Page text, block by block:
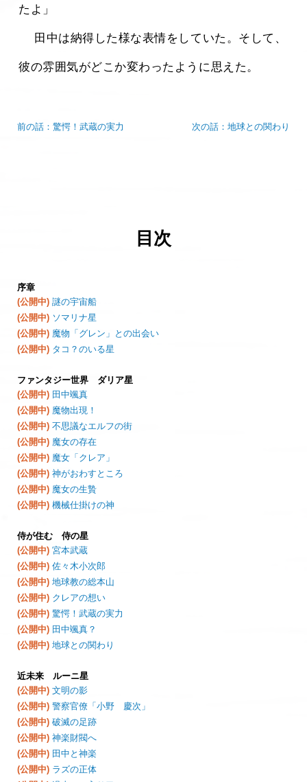
たよ」
彼の雰囲気がどこか変わったように思えた。
前の話：驚愕！武蔵の実力 次の話：地球との関わり
目次
序章
(公開中) 謎の宇宙船
(公開中) ソマリナ星
(公開中) 魔物「グレン」との出会い
(公開中) タコ？のいる星
ファンタジー世界 ダリア星
(公開中) 田中颯真
(公開中) 魔物出現！
(公開中) 不思議なエルフの街
(公開中) 魔女の存在
(公開中) 魔女「クレア」
(公開中) 神がおわすところ
(公開中) 魔女の生贄
(公開中) 機械仕掛けの神
侍が住む 侍の星
(公開中) 宮本武蔵
(公開中) 佐々木小次郎
(公開中) 地球教の総本山
(公開中) クレアの想い
(公開中) 驚愕！武蔵の実力
(公開中) 田中颯真？
(公開中) 地球との関わり
近未来 ルーニ星
(公開中) 文明の影
(公開中) 警察官僚「小野 慶次」
(公開中) 破滅の足跡
(公開中) 神楽財閥へ
(公開中) 田中と神楽
(公開中) ラズの正体